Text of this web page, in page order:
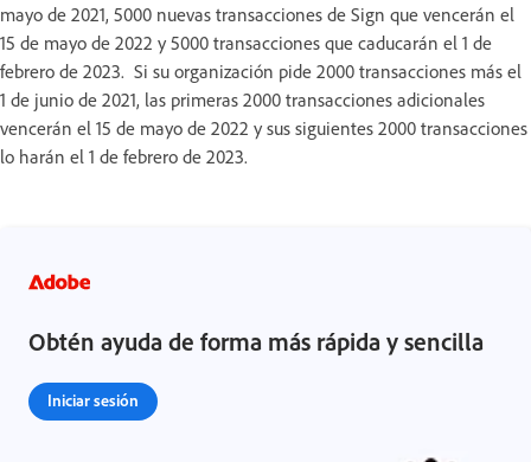
mayo de 2021, 5000 nuevas transacciones de Sign que vencerán el
15 de mayo de 2022 y 5000 transacciones que caducarán el 1 de
febrero de 2023. Si su organización pide 2000 transacciones más el
1 de junio de 2021, las primeras 2000 transacciones adicionales
vencerán el 15 de mayo de 2022 y sus siguientes 2000 transacciones
lo harán el 1 de febrero de 2023.
Obtén ayuda de forma más rápida y sencilla
Iniciar sesión